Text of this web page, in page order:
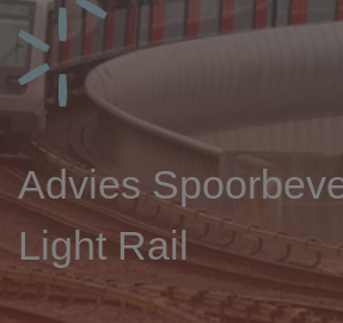
Advies
Light Rail